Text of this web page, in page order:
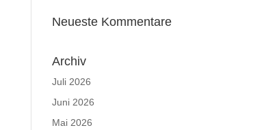
Neueste Kommentare
Archiv
Juli 2026
Juni 2026
Mai 2026